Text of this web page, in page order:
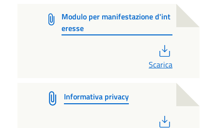
Modulo per manifestazione d'int
eresse
Scarica
Informativa privacy